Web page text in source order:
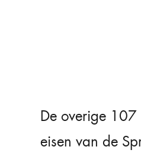
De overige 107
eisen van de